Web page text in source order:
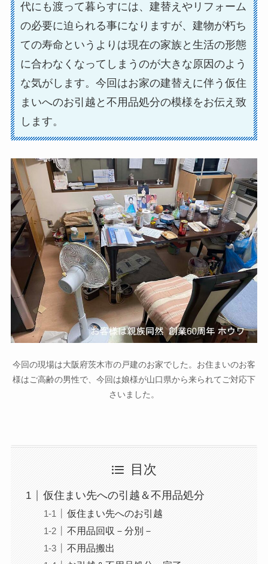
代にも渡って暮らすには、建替えやリフォーム
の必要に迫られる事になりますが、建物が朽ち
ての寿命というよりは現在の家族と生活の形態
に合わなくなってしまうのが大きな原因のよう
な気がします。今回はお家の建替えに伴う仮住
まいへのお引越と不用品処分の模様をお伝え致
します。
今回の現場は大阪府茨木市の戸建のお家でした。お住まいのお客
様はご高齢の男性で、今回は娘様が山口県から来られてご対応下
さいました。
目次
仮住まい先への引越＆不用品処分
仮住まい先へのお引越
不用品回収－分別－
不用品搬出